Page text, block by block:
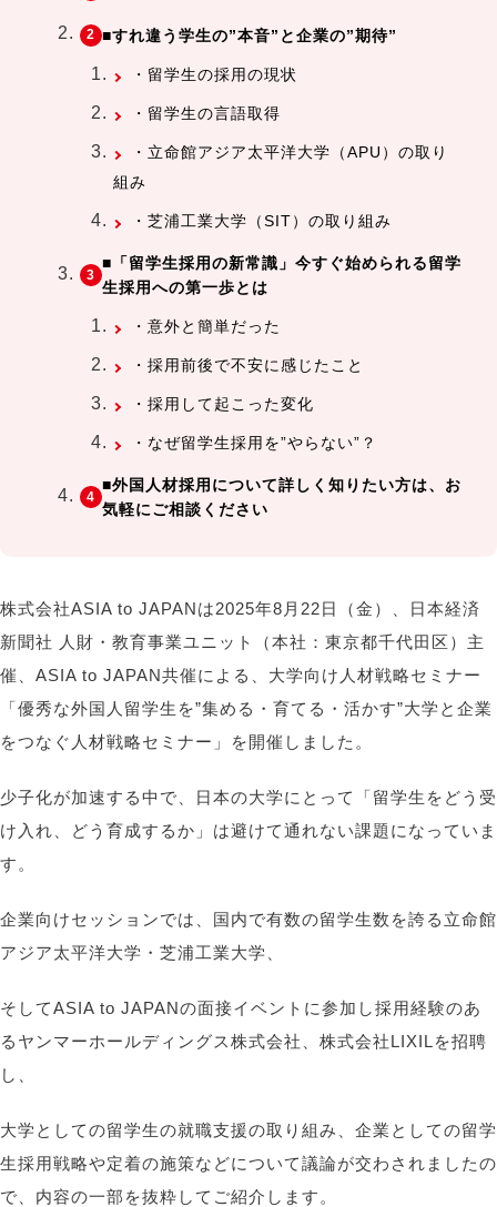
■すれ違う学生の”本音”と企業の”期待”
・留学生の採用の現状
・留学生の言語取得
・立命館アジア太平洋大学（APU）の取り
組み
・芝浦工業大学（SIT）の取り組み
■「留学生採用の新常識」今すぐ始められる留学
生採用への第一歩とは
・意外と簡単だった
・採用前後で不安に感じたこと
・採用して起こった変化
・なぜ留学生採用を”やらない”？
■外国人材採用について詳しく知りたい方は、お
気軽にご相談ください
株式会社ASIA to JAPANは2025年8月22日（金）、日本経済
新聞社 人財・教育事業ユニット（本社：東京都千代田区）主
催、ASIA to JAPAN共催による、大学向け人材戦略セミナー
「優秀な外国人留学生を”集める・育てる・活かす”大学と企業
をつなぐ人材戦略セミナー」を開催しました。
少子化が加速する中で、日本の大学にとって「留学生をどう受
け入れ、どう育成するか」は避けて通れない課題になっていま
す。
企業向けセッションでは、国内で有数の留学生数を誇る立命館
アジア太平洋大学・芝浦工業大学、
そしてASIA to JAPANの面接イベントに参加し採用経験のあ
るヤンマーホールディングス株式会社、株式会社LIXILを招聘
し、
大学としての留学生の就職支援の取り組み、企業としての留学
生採用戦略や定着の施策などについて議論が交わされましたの
で、内容の一部を抜粋してご紹介します。